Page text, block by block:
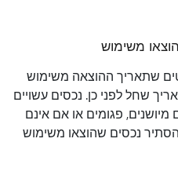
משימוש
שתאריך ההוצאה משימוש
שחל לפני כן. נכסים עשויים
פגומים או אם אינם
נכסים שהוצאו משימוש